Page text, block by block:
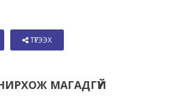
ТҮГЭЭХ
МАГАДГҮЙ